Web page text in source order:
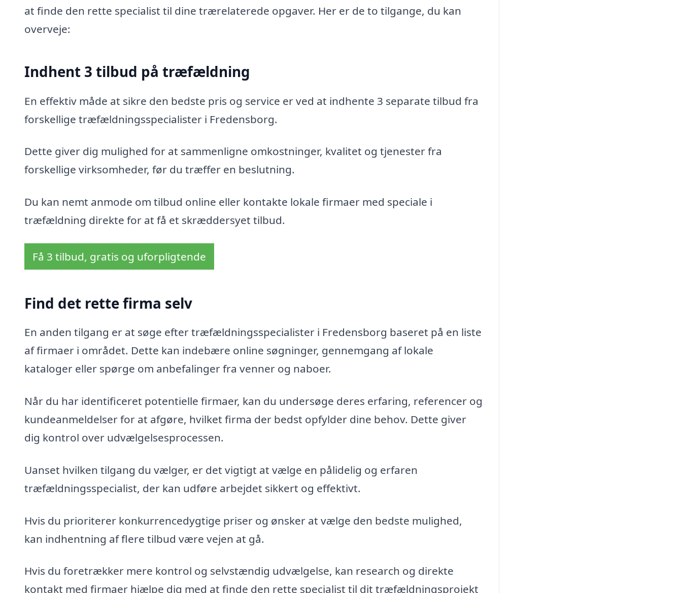
at finde den rette specialist til dine trærelaterede opgaver. Her er de to tilgange, du kan
overveje:
Indhent 3 tilbud på træfældning
En effektiv måde at sikre den bedste pris og service er ved at indhente 3 separate tilbud fra
forskellige træfældningsspecialister i Fredensborg.
Dette giver dig mulighed for at sammenligne omkostninger, kvalitet og tjenester fra
forskellige virksomheder, før du træffer en beslutning.
Du kan nemt anmode om tilbud online eller kontakte lokale firmaer med speciale i
træfældning direkte for at få et skræddersyet tilbud.
Få 3 tilbud, gratis og uforpligtende
Find det rette firma selv
En anden tilgang er at søge efter træfældningsspecialister i Fredensborg baseret på en liste
af firmaer i området. Dette kan indebære online søgninger, gennemgang af lokale
kataloger eller spørge om anbefalinger fra venner og naboer.
Når du har identificeret potentielle firmaer, kan du undersøge deres erfaring, referencer og
kundeanmeldelser for at afgøre, hvilket firma der bedst opfylder dine behov. Dette giver
dig kontrol over udvælgelsesprocessen.
Uanset hvilken tilgang du vælger, er det vigtigt at vælge en pålidelig og erfaren
træfældningsspecialist, der kan udføre arbejdet sikkert og effektivt.
Hvis du prioriterer konkurrencedygtige priser og ønsker at vælge den bedste mulighed,
kan indhentning af flere tilbud være vejen at gå.
Hvis du foretrækker mere kontrol og selvstændig udvælgelse, kan research og direkte
kontakt med firmaer hjælpe dig med at finde den rette specialist til dit træfældningsprojekt